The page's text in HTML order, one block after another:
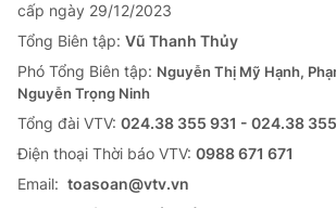
cấp ngày 29/12/2023
Tổng Biên tập: Vũ Thanh Thủy
Phó Tổng Biên tập: Nguyễn Thị Mỹ Hạnh,
Nguyễn Trọng Ninh
Tổng đài VTV: 024.38 355 931 - 024.38
Ðiện thoại Thời báo VTV: 0988 671 671
Email: toasoan@vtv.vn